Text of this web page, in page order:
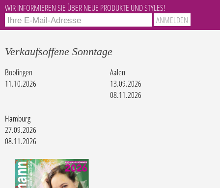
WIR INFORMIEREN SIE ÜBER NEUE PRODUKTE UND STYLES!
Verkaufsoffene Sonntage
Bopfingen
11.10.2026
Aalen
13.09.2026
08.11.2026
Hamburg
27.09.2026
08.11.2026